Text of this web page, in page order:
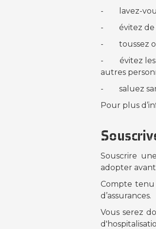
-
lavez-
- évitez
- toussez
- évitez
autres
- saluez
Pour plus
Souscrire une
adopter
Compte tenu
d’assurances.
Vous serez